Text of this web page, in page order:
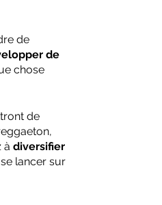
de
de
chose
de
à diversifier
lancer sur